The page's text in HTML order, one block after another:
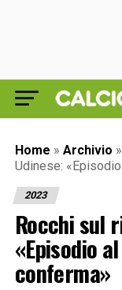
Home » Archivio »
Udinese:
2023
Rocchi sul
«Episodio
conferma»